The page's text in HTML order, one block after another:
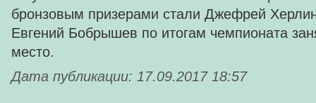
бронзовым призерами стали Джефрей
Евгений Бобрышев по итогам чемпионата
место.
Дата публикации: 17.09.2017 18:57